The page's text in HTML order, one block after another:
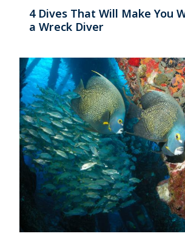
4 Dives That Will Make You
a Wreck Diver